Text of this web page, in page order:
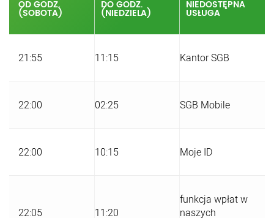
OD GODZ.
(SOBOTA)
DO GODZ.
(NIEDZIELA)
NIEDOSTĘPNA
USŁUGA
21:55 11:15 Kantor SGB
22:00 02:25 SGB Mobile
22:00 10:15 Moje ID
22:05 11:20
funkcja wpłat w
naszych